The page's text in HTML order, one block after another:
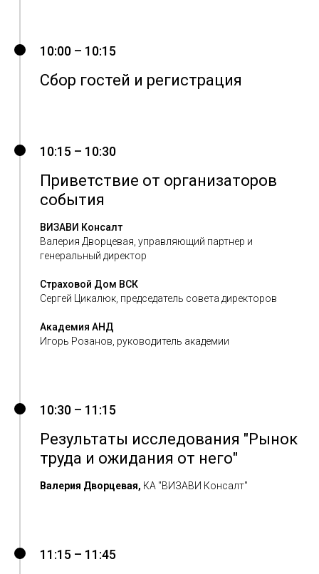
10:00 – 10:15
Сбор гостей и регистрация
10:15 – 10:30
Приветствие от организаторов
события
ВИЗАВИ Консалт
Валерия Дворцевая, управляющий партнер и
генеральный директор
Страховой Дом ВСК
Сергей Цикалюк, председатель совета директоров
Академия АНД
Игорь Розанов, руководитель академии
10:30 – 11:15
Результаты исследования "Рынок
труда и ожидания от него"
Валерия Дворцевая, КА "ВИЗАВИ Консалт"
11:15 – 11:45